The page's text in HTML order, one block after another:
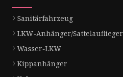
Sanitärfahrzeug
LKW-Anhänger/Sattelauflieger
Wasser-LKW
Kippanhänger